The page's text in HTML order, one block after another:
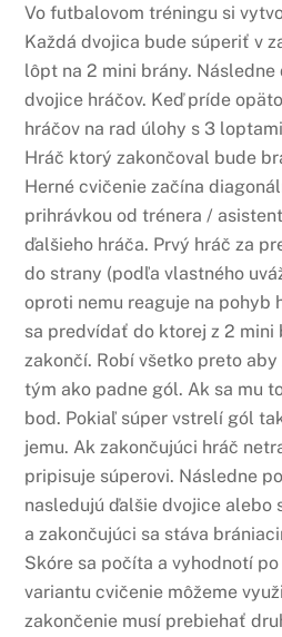
Vo futbalovom tréningu si
Každá dvojica bude súperiť v
lôpt na 2 mini brány.
dvojice hráčov. Keď príde
hráčov na rad úlohy s 3
Hráč ktorý zakončoval bude
Herné cvičenie začína
prihrávkou od trénera /
ďalšieho hráča. Prvý hráč za
do strany (podľa vlastného
oproti nemu reaguje na pohyb
sa predvídať do ktorej z 2 mini
zakončí. Robí všetko preto
tým ako padne gól. Ak sa mu
bod. Pokiaľ súper vstrelí gól
jemu. Ak zakončujúci hráč
pripisuje súperovi. Následne
nasledujú ďalšie dvojice alebo
a zakončujúci sa stáva
Skóre sa počíta a vyhodnotí
variantu cvičenie môžeme
zakončenie musí prebiehať